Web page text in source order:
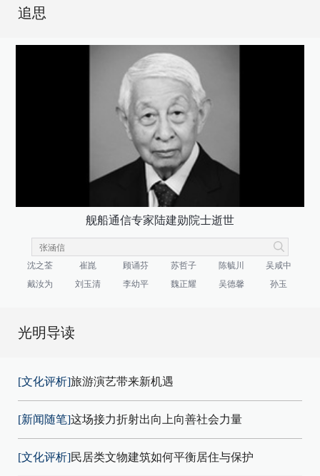
追思
舰船通信专家陆建勋院士逝世
沈之荃 崔崑 顾诵芬 苏哲子 陈毓川
吴咸中
戴汝为
刘玉清 李幼平 魏正耀 吴德馨 孙玉
光明导读
[文化评析]旅游演艺带来新机遇
[新闻随笔]这场接力折射出向上向善社会力量
[文化评析]民居类文物建筑如何平衡居住与保护